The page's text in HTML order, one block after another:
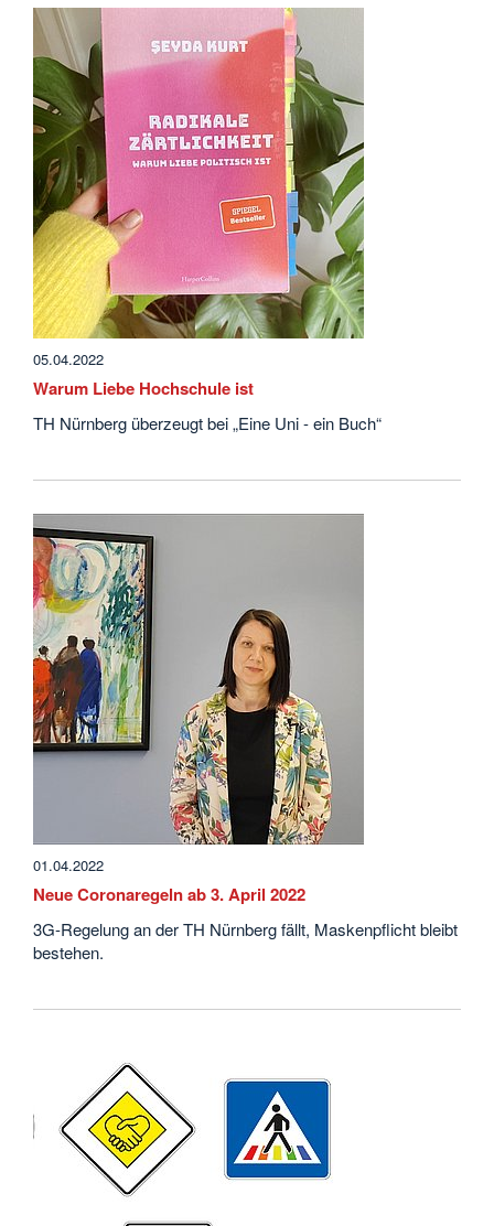
05.04.2022
Warum Liebe Hochschule ist
TH Nürnberg überzeugt bei „Eine Uni - ein Buch“
01.04.2022
Neue Coronaregeln ab 3. April 2022
3G-Regelung an der TH Nürnberg fällt, Maskenpflicht bleibt
bestehen.